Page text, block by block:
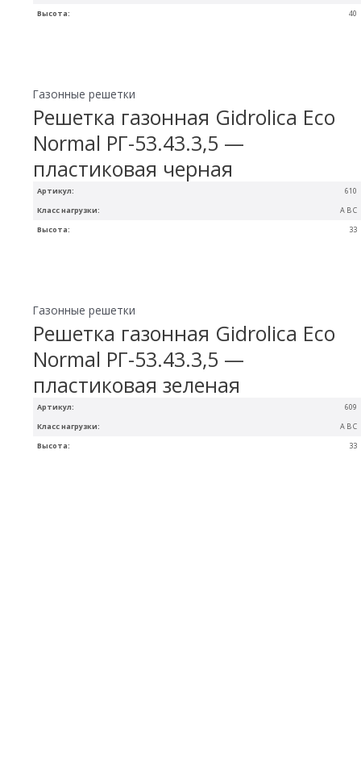
Высота: 40
Артикул: 610
Высота: 33
Класс нагрузки: A B C
Газонные решетки
Решетка газонная Gidrolica Eco
Normal РГ-53.43.3,5 —
пластиковая черная
Артикул: 609
Высота: 33
Класс нагрузки: A B C
Газонные решетки
Решетка газонная Gidrolica Eco
Normal РГ-53.43.3,5 —
пластиковая зеленая